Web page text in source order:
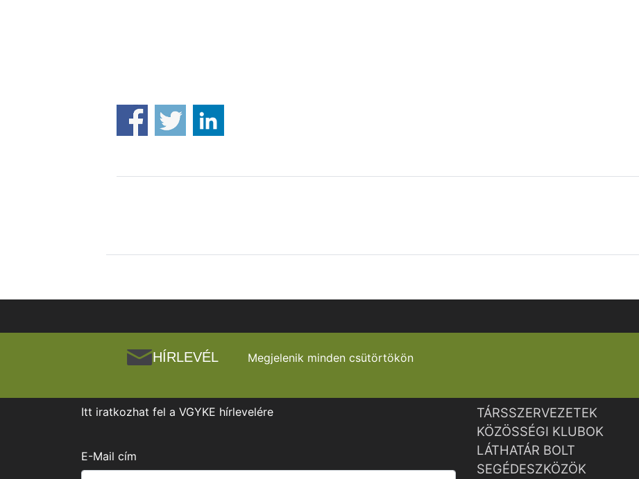
HÍRLEVÉL Megjelenik minden csütörtökön
Itt iratkozhat fel a VGYKE hírlevelére
E-Mail cím
TÁRSSZERVEZETEK
KÖZÖSSÉGI KLUBOK
LÁTHATÁR BOLT
SEGÉDESZKÖZÖK